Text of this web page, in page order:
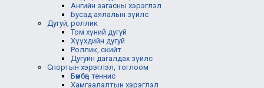
Ангийн загасны хэрэглэл
Бусад аялалын зүйлс
Дугуй, роллик
Том хүний дугуй
Хүүхдийн дугуй
Роллик, скийт
Дугуйн дагалдах зүйлс
Спортын хэрэглэл, тоглоом
Бөмбөг, теннис
Хамгаалалтын хэрэглэл